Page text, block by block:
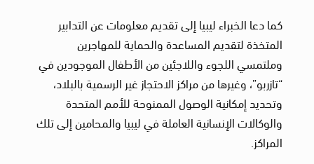
كما دعا الخبراء ليبيا إلى تقديم معلومات عن التدابير
المتخذة لتقديم المساعدة والحماية للمهاجرين
وملتمسي اللجوء واللاجئين من الأطفال الموجودين في
“تازربو”، وغيرها من مراكز الاحتجاز غير الرسمية بالبلاد،
وتحديد إمكانية الوصول الممنوحة للأمم المتحدة
والوكالات الإنسانية العاملة في ليبيا والمحامين إلى تلك
المراكز.